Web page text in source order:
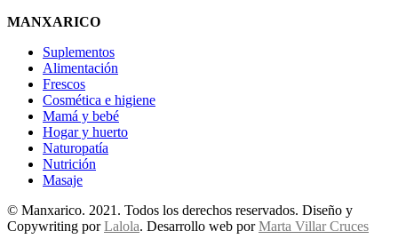
MANXARICO
Suplementos
Alimentación
Frescos
Cosmética e higiene
Mamá y bebé
Hogar y huerto
Naturopatía
Nutrición
Masaje
© Manxarico. 2021. Todos los derechos reservados. Diseño y
Copywriting porLalola. Desarrollo web porMarta Villar Cruces